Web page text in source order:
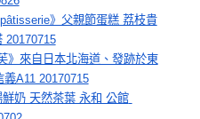
》父親節蛋糕 荔枝貴
20170715
》來自日本北海道、發跡於東
A11 20170715
奶 天然茶葉 永和 公館